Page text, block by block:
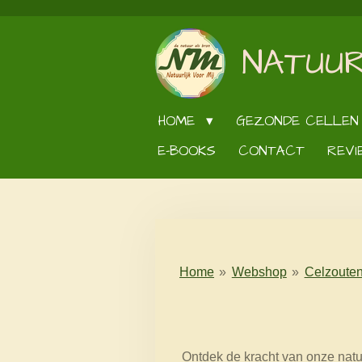
HOME
GEZONDE
E-BOOKS
CONTACT
Home » Webshop »
Ontdek de kracht van onze